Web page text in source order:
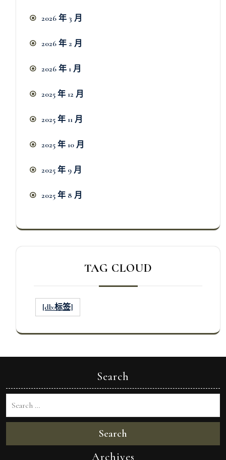
2026 年 3 月
2026 年 2 月
2026 年 1 月
2025 年 12 月
2025 年 11 月
2025 年 10 月
2025 年 9 月
2025 年 8 月
TAG CLOUD
[db:标签]
Search
Search
Archives